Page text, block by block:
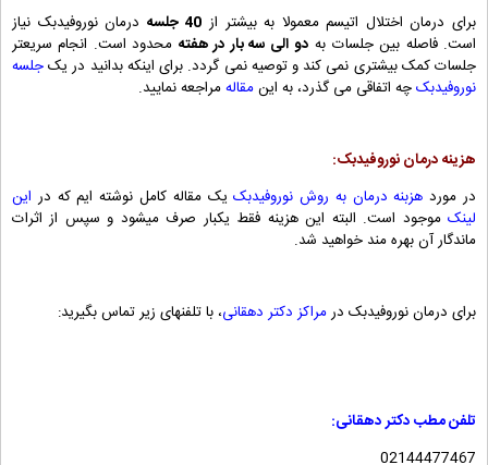
برای درمان اختلال اتیسم معمولا به بیشتر از 40 جلسه
درمان نوروفیدبک نیاز
است. فاصله بین جلسات به دو الی سه بار در هفته محدود است. انجام سریعتر
جلسات کمک بیشتری نمی کند و توصیه نمی گردد. برای اینکه بدانید در یکجلسه
نوروفیدبکچه اتفاقی می گذرد، به اینمقالهمراجعه نمایید.
هزینه درمان نوروفیدبک:
در مورد هزبنه درمان به روش نوروفیدبکیک مقاله کامل نوشته ایم که در این
لینک موجود است. البته این هزینه فقط یکبار صرف میشود و سپس از اثرات
ماندگار آن بهره مند خواهید شد.
برای درمان نوروفیدبک درمراکز دکتر دهقانی، با تلفنهای زیر تماس بگیرید:
تلفن مطب دکتر دهقانی:
02144477467